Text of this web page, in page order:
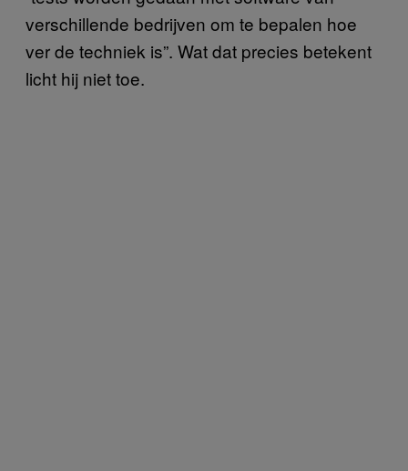
verschillende bedrijven om te bepalen hoe
ver de techniek is”. Wat dat precies betekent
licht hij niet toe.